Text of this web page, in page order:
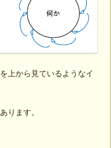
上から見ているようなイ
ります。